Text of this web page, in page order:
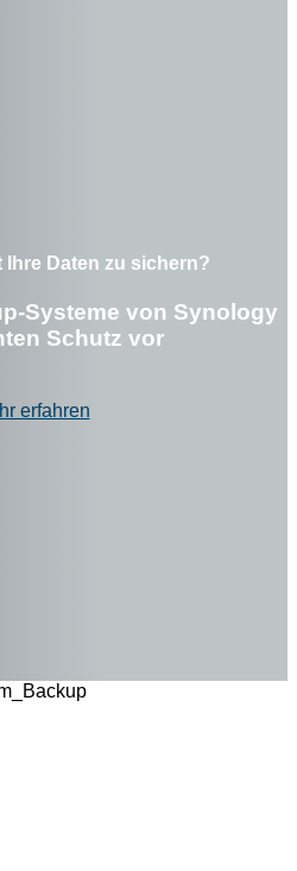
Ihre Daten zu sichern?
Systeme von Synology
Schutz vor
erfahren